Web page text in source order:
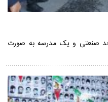
صنعتی و یک مدرسه به صورت